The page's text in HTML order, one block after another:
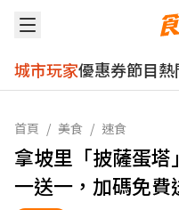
城市玩家優惠券節目熱
首頁 / 美食 / 速食
拿坡里「披薩蛋
一送一，加碼免